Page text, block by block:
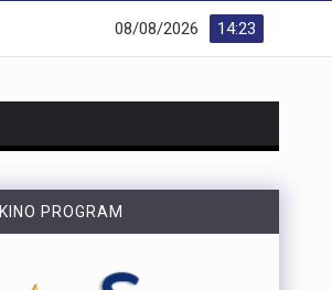
14:23
08/08/2026
KINO PROGRAM